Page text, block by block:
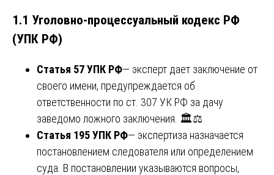
1.1 Уголовно-процессуальный кодекс РФ
(УПК РФ)
Статья 57 УПК РФ— эксперт дает заключение от
своего имени, предупреждается об
ответственности по ст. 307 УК РФ за дачу
заведомо ложного заключения. 🏛️⚖️
Статья 195 УПК РФ— экспертиза назначается
постановлением следователя или определением
суда. В постановлении указываются вопросы,